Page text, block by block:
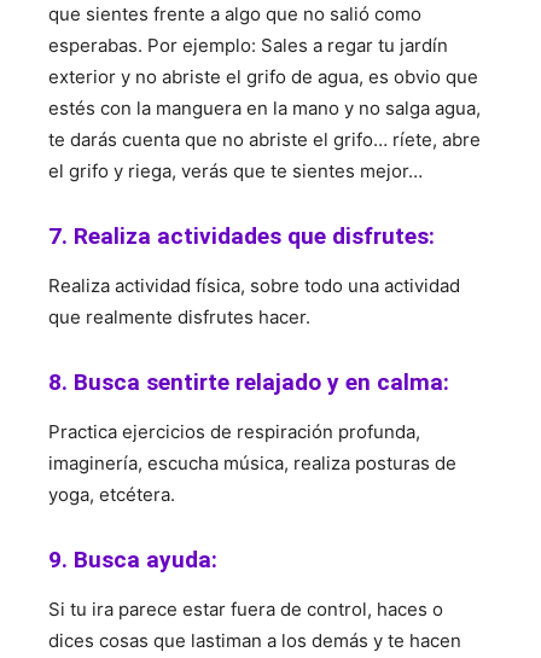
que sientes frente a algo que no salió como
esperabas. Por ejemplo: Sales a regar tu jardín
exterior y no abriste el grifo de agua, es obvio que
estés con la manguera en la mano y no salga agua,
te darás cuenta que no abriste el grifo… ríete, abre
el grifo y riega, verás que te sientes mejor…
7. Realiza actividades que disfrutes:
Realiza actividad física, sobre todo una actividad
que realmente disfrutes hacer.
8. Busca sentirte relajado y en calma:
Practica ejercicios de respiración profunda,
imaginería, escucha música, realiza posturas de
yoga, etcétera.
9. Busca ayuda:
Si tu ira parece estar fuera de control, haces o
dices cosas que lastiman a los demás y te hacen